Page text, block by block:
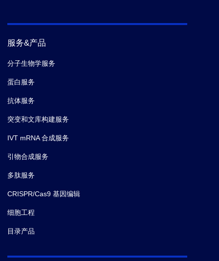
服务&产品
分子生物学服务
蛋白服务
抗体服务
突变和文库构建服务
IVT mRNA 合成服务
引物合成服务
多肽服务
CRISPR/Cas9 基因编辑
细胞工程
目录产品